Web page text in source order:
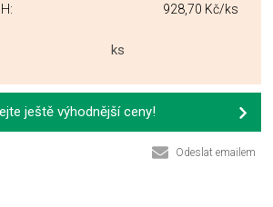
928,70 Kč/ks
ks
ještě výhodnější ceny!
Odeslat emailem